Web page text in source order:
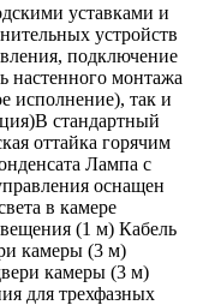
уставками и
устройств
подключение
настенного монтажа
исполнение), так и
стандартный
оттайка горячим
Лампа с
оснащен
в камере
(1 м) Кабель
камеры (3 м)
камеры (3 м)
для трехфазных